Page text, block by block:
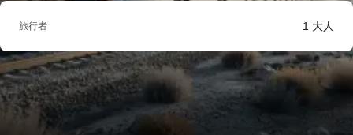
旅行者 1 大人